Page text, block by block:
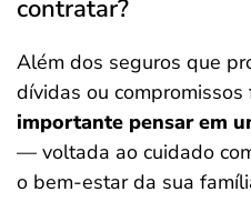
contratar?
Além dos seguros que
dívidas ou
importante pensar em
— voltada ao cuidado
o bem-estar da sua